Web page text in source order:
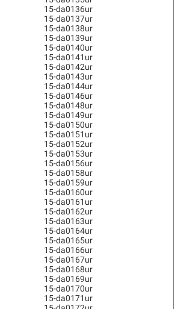
15-da0136ur
15-da0137ur
15-da0138ur
15-da0139ur
15-da0140ur
15-da0141ur
15-da0142ur
15-da0143ur
15-da0144ur
15-da0146ur
15-da0148ur
15-da0149ur
15-da0150ur
15-da0151ur
15-da0152ur
15-da0153ur
15-da0156ur
15-da0158ur
15-da0159ur
15-da0160ur
15-da0161ur
15-da0162ur
15-da0163ur
15-da0164ur
15-da0165ur
15-da0166ur
15-da0167ur
15-da0168ur
15-da0169ur
15-da0170ur
15-da0171ur